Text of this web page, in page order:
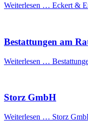
Weiterlesen … Eckert &
Bestattungen am
Weiterlesen …
Storz GmbH
Weiterlesen … Storz